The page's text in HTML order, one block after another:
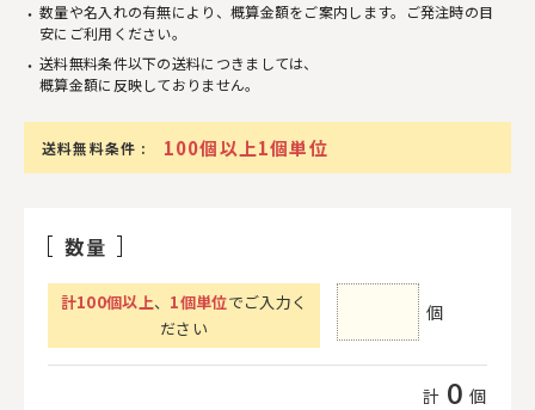
数量や名入れの有無により、概算金額をご案内します。ご発注時の目
安にご利用ください。
送料無料条件以下の送料につきましては、
概算金額に反映しておりません。
送料無料条件 : 100個以上1個単位
数量
計100個以上、 1個単位でご入力く
ださい
個
計 0 個